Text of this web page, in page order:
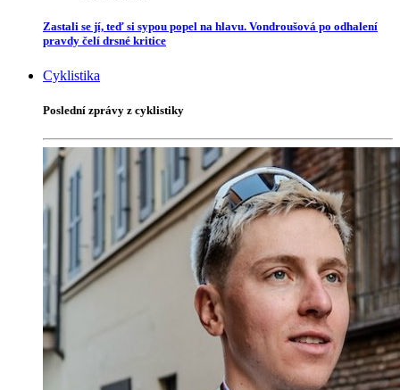
Zastali se jí, teď si sypou popel na hlavu. Vondroušová po odhalení
pravdy čelí drsné kritice
Cyklistika
Poslední zprávy z cyklistiky